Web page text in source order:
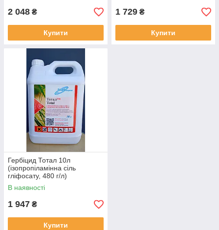
2 048 ₴
Купити
1 729 ₴
Купити
Гербіцид Тотал 10л
(ізопропіламінна сіль
гліфосату, 480 г/л)
В наявності
1 947 ₴
Купити